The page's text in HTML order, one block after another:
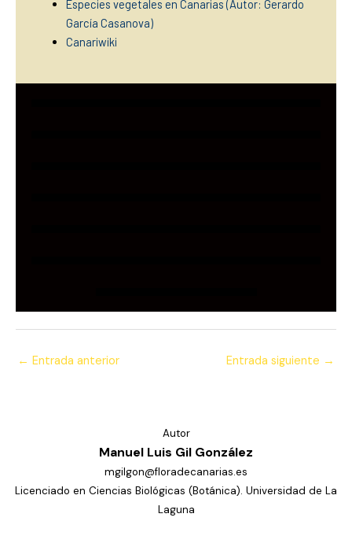
Especies vegetales en Canarias (Autor: Gerardo
García Casanova)
Canariwiki
← Entrada anterior Entrada siguiente →
Autor
Manuel Luis Gil González
mgilgon@floradecanarias.es
Licenciado en Ciencias Biológicas (Botánica). Universidad de La
Laguna